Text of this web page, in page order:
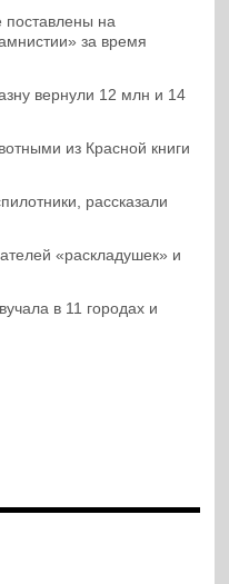
поставлены на
за время
вернули 12 млн и 14
из Красной книги
рассказали
«раскладушек» и
в 11 городах и